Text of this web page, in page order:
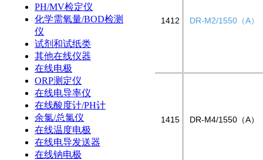
PH/MV检定仪
化学需氧量/BOD检测
仪
试剂和试纸类
其他在线仪器
在线电极
ORP测定仪
在线电导率仪
在线酸度计/PH计
余氯/总氯仪
在线温度电极
在线电导发送器
在线钠电极
1412 DR-M2/1550（A）
1415 DR-M4/1550（A）